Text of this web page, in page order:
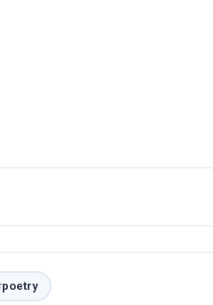
poetry